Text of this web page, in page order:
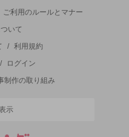
ご利用のルールとマナー
いて
/
利用規約
/
ログイン
制作の取り組み
示